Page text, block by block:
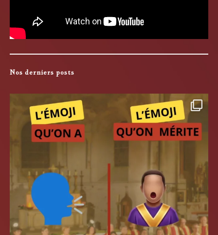
Nos derniers posts